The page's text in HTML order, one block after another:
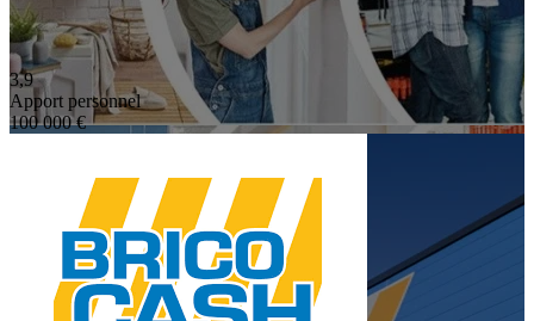
3,9
Apport personnel
100 000 €